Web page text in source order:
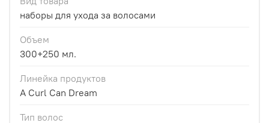
наборы для ухода за волосами
Объем
300+250 мл.
Линейка продуктов
A Curl Can Dream
Тип волос